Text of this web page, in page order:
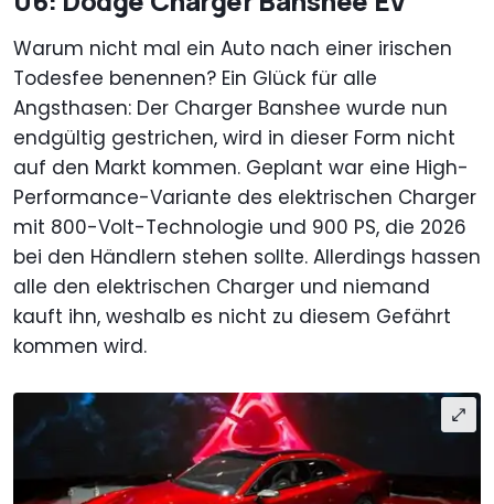
Warum nicht mal ein Auto nach einer irischen
Todesfee benennen? Ein Glück für alle
Angsthasen: Der Charger Banshee wurde nun
endgültig gestrichen, wird in dieser Form nicht
auf den Markt kommen. Geplant war eine High-
Performance-Variante des elektrischen Charger
mit 800-Volt-Technologie und 900 PS, die 2026
bei den Händlern stehen sollte. Allerdings hassen
alle den elektrischen Charger und niemand
kauft ihn, weshalb es nicht zu diesem Gefährt
kommen wird.